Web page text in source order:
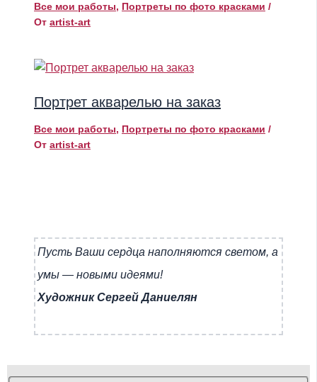
Все мои работы, Портреты по фото красками /
От artist-art
Портрет акварелью на заказ
Все мои работы, Портреты по фото красками /
От artist-art
Пусть Ваши сердца наполняются светом, а
умы — новыми идеями!
Художник Сергей Даниелян